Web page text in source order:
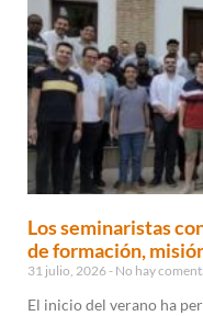
Los seminaristas
de formación,
31 julio, 2026 No hay
El inicio del verano ha